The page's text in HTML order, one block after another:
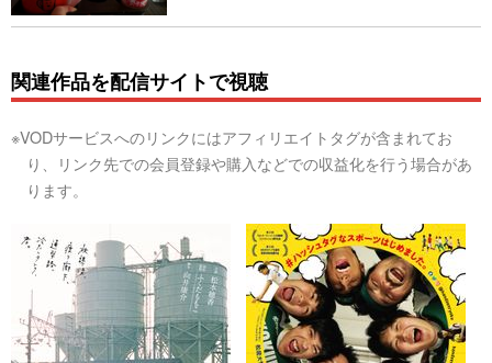
関連作品を配信サイトで視聴
※VODサービスへのリンクにはアフィリエイトタグが含まれてお
り、リンク先での会員登録や購入などでの収益化を行う場合があ
ります。